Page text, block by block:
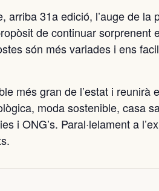
31a edició, l’auge de la
de continuar sorprenent
són més variades i ens
més gran de l’estat i reunirà
moda sostenible, casa
i ONG’s. Paral·lelament a